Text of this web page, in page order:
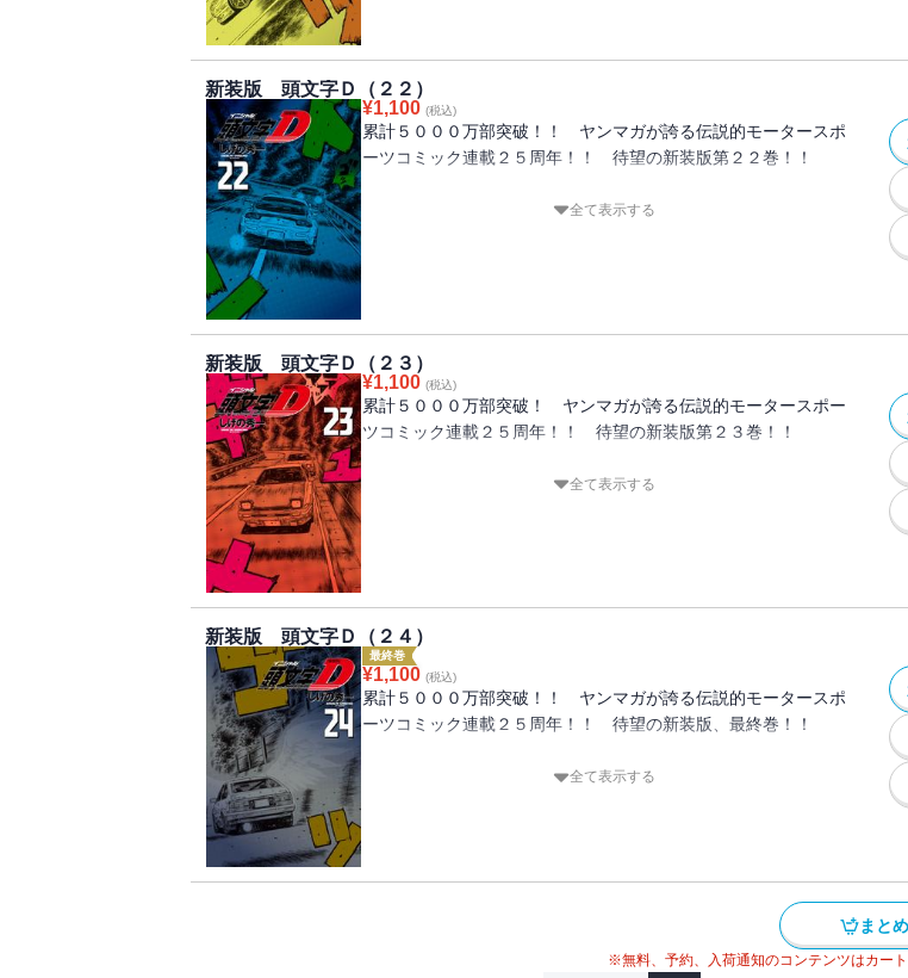
られなかった凛の悲痛な想いが、必殺の一撃＜サイドプレス＞と
なって、涼介に襲いかかる！
新装版 頭文字Ｄ（２２）
¥1,100 (税込)
累計５０００万部突破！！ ヤンマガが誇る伝説的モータースポ
ーツコミック連載２５周年！！ 待望の新装版第２２巻！！
神奈川エリア最終戦！ プロジェクトＤvs.サイドワインダ
ルは、ついに最終章へ！ 最高の舞台に、今、降り立つ！！
全て表示する
新装版 頭文字Ｄ（２３）
¥1,100 (税込)
累計５０００万部突破！ ヤンマガが誇る伝説的モータースポー
ツコミック連載２５周年！！ 待望の新装版第２３巻！！
神奈川エリア最終戦ヒルクライム決着！
全て表示する
新装版 頭文字Ｄ（２４）
最終巻
¥1,100 (税込)
累計５０００万部突破！！ ヤンマガが誇る伝説的モータースポ
ーツコミック連載２５周年！！ 待望の新装版、最終巻！！
神奈川エリア最終戦は、ダウンヒル決戦！ バトルは選ばれた人
死闘の果て、関東エリアの頂点に立つのはどっちだ！？ 全世界
全て表示する
まと
※無料、予約、入荷通知のコンテンツはカート